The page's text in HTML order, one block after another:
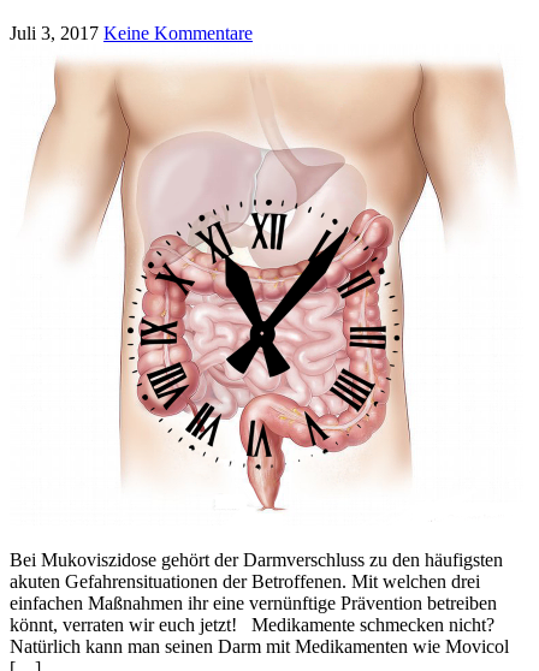
Juli 3, 2017 Keine Kommentare
Bei Mukoviszidose gehört der Darmverschluss zu den häufigsten
akuten Gefahrensituationen der Betroffenen. Mit welchen drei
einfachen Maßnahmen ihr eine vernünftige Prävention betreiben
könnt, verraten wir euch jetzt! Medikamente schmecken nicht?
Natürlich kann man seinen Darm mit Medikamenten wie Movicol